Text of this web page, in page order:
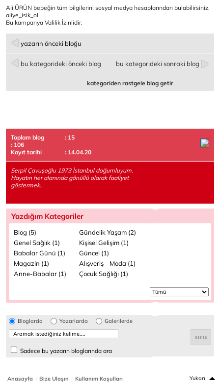
Ali ÜRÜN bebeğin tüm bilgilerini sosyal medya hesaplarından bulabilirsiniz.
aliye_isik_ol
Bu kampanya Valilik İzinlidir.
yazarın önceki bloğu
bu kategorideki önceki blog bu kategorideki sonraki blog
kategoriden rastgele blog getir
Toplam blog
: 15
: 106
Kayıt tarihi
: 14.04.20
Serpil Çavuşoğlu 1973 İstanbul doğumluyum.
Hayatın her alanında gönüllü olarak faaliyet
göstermek..
Yazdığım Kategoriler
Blog (5)
Gündelik Yaşam (2)
Genel Sağlık (1)
Kişisel Gelişim (1)
Babalar Günü (1)
Güncel (1)
Magazin (1)
Alışveriş - Moda (1)
Anne-Babalar (1)
Çocuk Sağlığı (1)
Bloglarda Yazarlarda Galerilerde
Sadece bu yazarın bloglarında ara
Anasayfa | Bize Ulaşın | Kullanım Koşulları Yukarı